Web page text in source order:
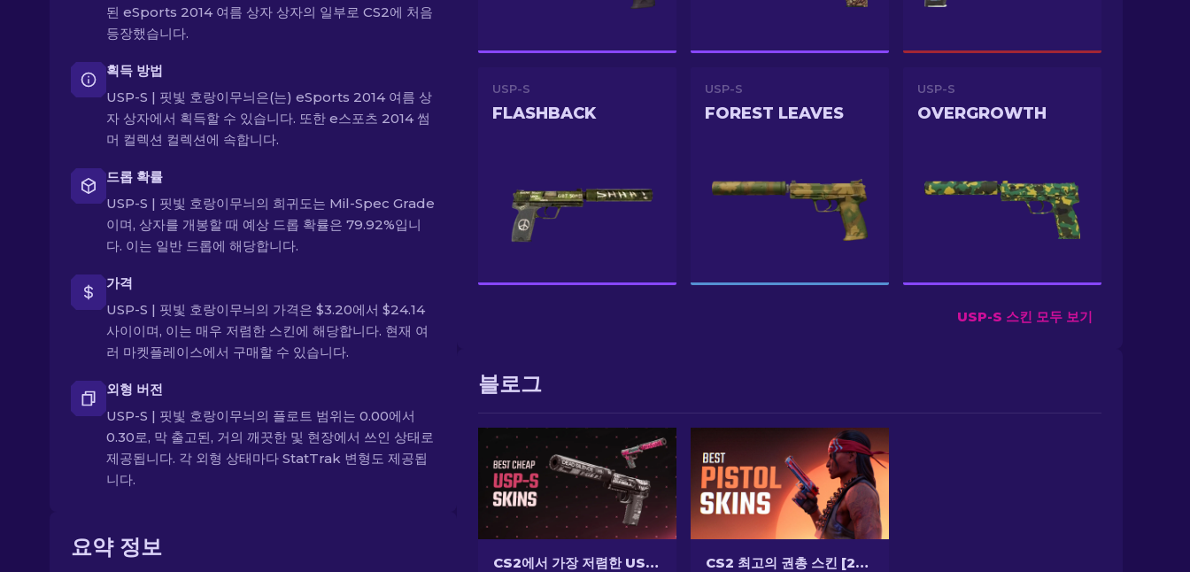
된 eSports 2014 여름 상자 상자의 일부로 CS2에 처음
등장했습니다.
획득 방법
USP-S | 핏빛 호랑이무늬은(는) eSports 2014 여름 상
자 상자에서 획득할 수 있습니다. 또한 e스포츠 2014 썸
머 컬렉션 컬렉션에 속합니다.
드롭 확률
USP-S | 핏빛 호랑이무늬의 희귀도는 Mil-Spec Grade
이며, 상자를 개봉할 때 예상 드롭 확률은 79.92%입니
다. 이는 일반 드롭에 해당합니다.
가격
USP-S | 핏빛 호랑이무늬의 가격은 $3.20에서 $24.14
사이이며, 이는 매우 저렴한 스킨에 해당합니다. 현재 여
러 마켓플레이스에서 구매할 수 있습니다.
외형 버전
USP-S | 핏빛 호랑이무늬의 플로트 범위는 0.00에서
0.30로, 막 출고된, 거의 깨끗한 및 현장에서 쓰인 상태로
제공됩니다. 각 외형 상태마다 StatTrak 변형도 제공됩
니다.
요약 정보
USP-S
FLASHBACK
USP-S
FOREST LEAVES
USP-S
OVERGROWTH
USP-S 스킨 모두 보기
블로그
CS2에서 가장 저렴한 USP-S 스킨: 순위 목록 [2026] CS2 최고의 권총 스킨 [2026]